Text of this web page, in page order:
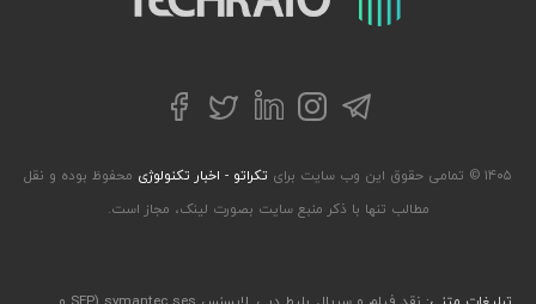
تلگراماینستاگرام
لینکداینتوییترفیسبوک
۱۴۰۵ © تمامی حقوق این وب سایت برای تکراتو - اخبار تکنولوژی محفوظ بوده و نقل
مطالب تنها با ذکر منبع سایت بصورت لینک، مجاز است.